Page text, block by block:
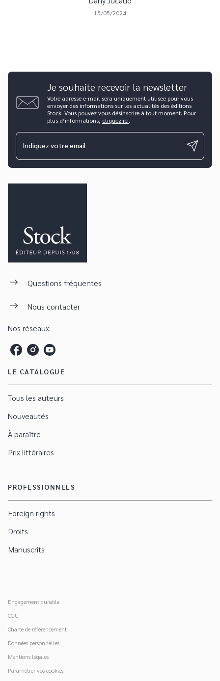
15/05/2024
Je souhaite recevoir la newsletter
Votre adresse e-mail sera uniquement utilisée pour vous
envoyer des informations sur les actualités des éditions
Stock. Vous pouvez vous désinscrire à tout moment. Pour
plus d’informations, cliquez ici.
Indiquez votre email
Questions fréquentes
Nous contacter
Nos réseaux
LE CATALOGUE
Tous les auteurs
Nouveautés
À paraître
Prix littéraires
PROFESSIONNELS
Foreign rights
Droits
Manuscrits
Engagement durable
CGU
Charte de référencement
Données personnelles
Mentions légales
Paramétrer vos cookies